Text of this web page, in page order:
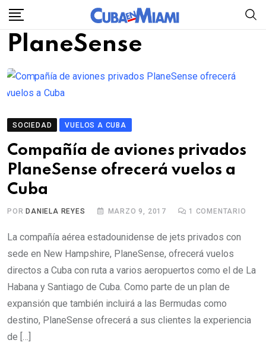
Skip
content
PlaneSense
SOCIEDAD VUELOS A CUBA
Compañía de aviones privados
PlaneSense ofrecerá vuelos a
Cuba
POR DANIELA REYES MARZO 9, 2017 1 COMENTARIO
La compañía aérea estadounidense de jets privados con
sede en New Hampshire, PlaneSense, ofrecerá vuelos
directos a Cuba con ruta a varios aeropuertos como el de La
Habana y Santiago de Cuba. Como parte de un plan de
expansión que también incluirá a las Bermudas como
destino, PlaneSense ofrecerá a sus clientes la experiencia
de […]